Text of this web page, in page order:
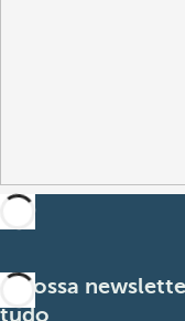
A nossa
tudo